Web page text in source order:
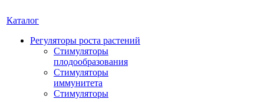
Каталог
Регуляторы роста растений
Стимуляторы
плодообразования
Стимуляторы
иммунитета
Стимуляторы